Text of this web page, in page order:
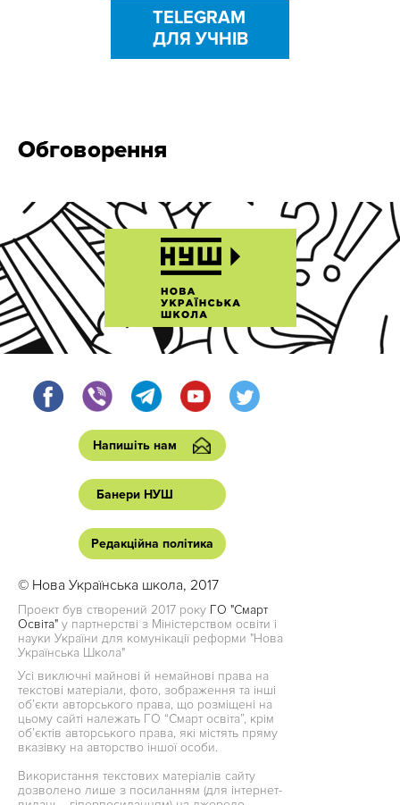
TELEGRAM
ДЛЯ УЧНІВ
Обговорення
Напишіть нам
Банери НУШ
Редакційна політика
© Нова Українська школа, 2017
Проект був створений 2017 року ГО "Смарт
Освіта" у партнерстві з Міністерством освіти і
науки України для комунікації реформи "Нова
Українська Школа"
Усі виключні майнові й немайнові права на
текстові матеріали, фото, зображення та інші
об’єкти авторського права, що розміщені на
цьому сайті належать ГО “Смарт освіта”, крім
об’єктів авторського права, які містять пряму
вказівку на авторство іншої особи.
Використання текстових матеріалів сайту
дозволено лише з посиланням (для інтернет-